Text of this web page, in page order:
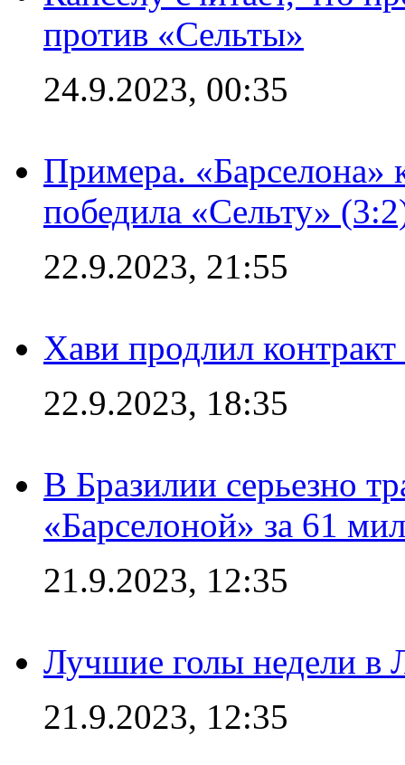
против «Сельты»
24.9.2023, 00:35
Примера. «Барселона»
победила «Сельту»
22.9.2023, 21:55
Хави продлил
22.9.2023, 18:35
В Бразилии серьезно
«Барселоной» за 61
21.9.2023, 12:35
Лучшие голы недели в
21.9.2023, 12:35